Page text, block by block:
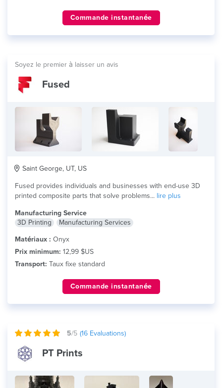
Commande instantanée
Soyez le premier à laisser un avis
Fused
Saint George, UT, US
Fused provides individuals and businesses with end-use 3D
printed composite parts that solve problems... lire plus
Manufacturing Service
3D Printing
Manufacturing Services
Matériaux : Onyx
Prix minimum: 12,99 $US
Transport: Taux fixe standard
Commande instantanée
5/5 (16 Evaluations)
PT Prints